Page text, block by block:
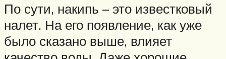
По сути, накипь – это известковый
налет. На его появление, как уже
было сказано выше, влияет